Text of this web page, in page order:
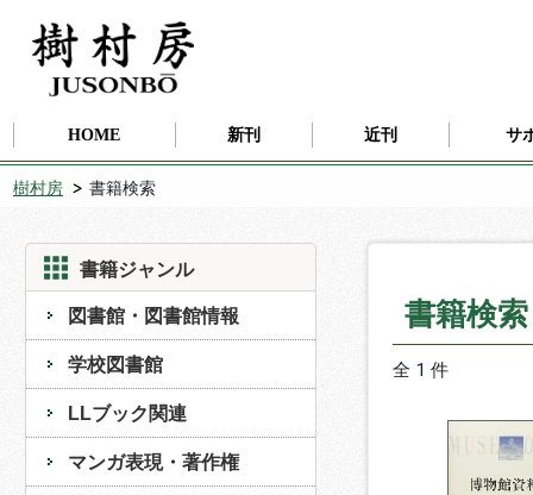
HOME 新刊 近刊 サ
樹村房 書籍検索
書籍ジャンル
図書館・図書館情報
学校図書館
LLブック関連
マンガ表現・著作権
書籍検
全 1 件